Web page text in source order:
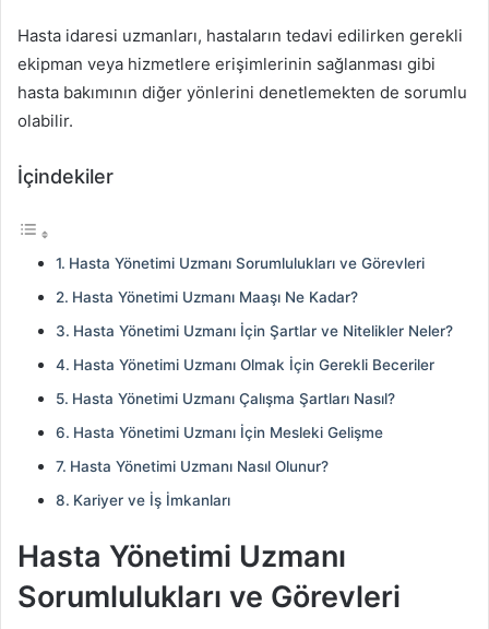
Hasta idaresi uzmanları, hastaların tedavi edilirken gerekli
ekipman veya hizmetlere erişimlerinin sağlanması gibi
hasta bakımının diğer yönlerini denetlemekten de sorumlu
olabilir.
İçindekiler
Hasta Yönetimi Uzmanı Sorumlulukları ve Görevleri
Hasta Yönetimi Uzmanı Maaşı Ne Kadar?
Hasta Yönetimi Uzmanı İçin Şartlar ve Nitelikler Neler?
Hasta Yönetimi Uzmanı Olmak İçin Gerekli Beceriler
Hasta Yönetimi Uzmanı Çalışma Şartları Nasıl?
Hasta Yönetimi Uzmanı İçin Mesleki Gelişme
Hasta Yönetimi Uzmanı Nasıl Olunur?
Kariyer ve İş İmkanları
Hasta Yönetimi Uzmanı
Sorumlulukları ve Görevleri